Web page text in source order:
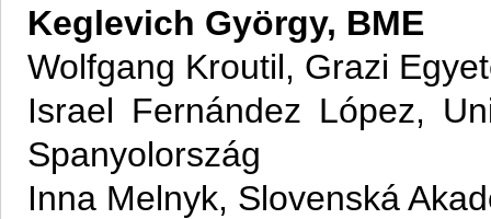
Keglevich György, BME
Wolfgang Kroutil, Grazi
Israel Fernández López,
Spanyolország
Inna Melnyk, Slovenská